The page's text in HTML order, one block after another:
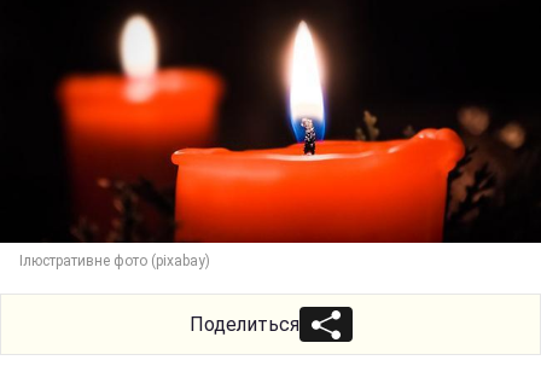
Ілюстративне фото (pixabay)
Поделиться